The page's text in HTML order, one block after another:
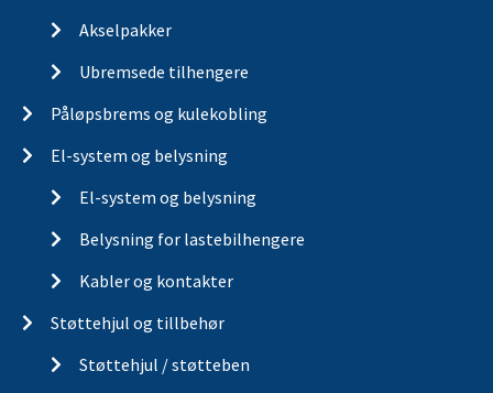
Akselpakker
Ubremsede tilhengere
Påløpsbrems og kulekobling
El-system og belysning
El-system og belysning
Belysning for lastebilhengere
Kabler og kontakter
Støttehjul og tillbehør
Støttehjul / støtteben